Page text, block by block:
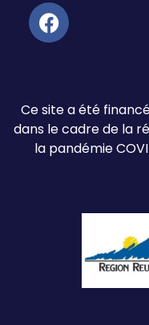
Ce site a été financé
dans le cadre de la
la pandémie